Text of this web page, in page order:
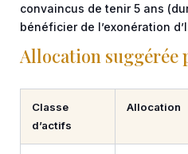
convaincus de tenir 5 ans
bénéficier de l’exonération
Allocation suggérée
Classe
d’actifs
Allocation